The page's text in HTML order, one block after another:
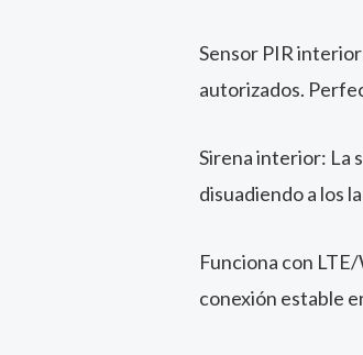
Sensor PIR
autorizados.
Sirena interior: La
disuadiendo a los
Funciona con
conexión estable